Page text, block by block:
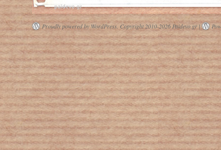
Κοροναϊός: Το δίλημμα των
επιστημόνων για την περίοδο
απομόνωσης των ασθενών
paidevo.gr
Proudly powered by WordPress. Copyright 2010-2026 Paidevo.gr |